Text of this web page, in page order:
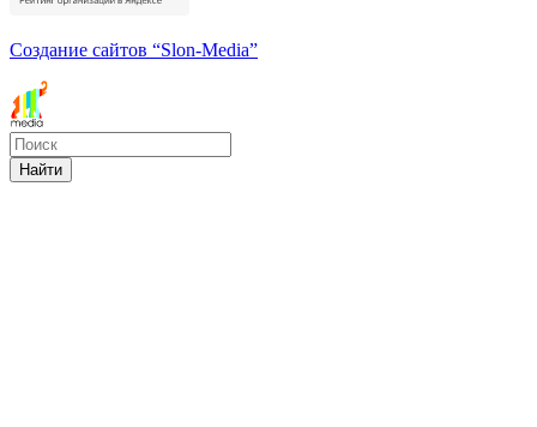
Создание сайтов “Slon-Media”
Найти